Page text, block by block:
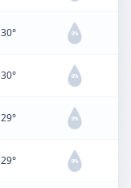
30° 0%
30° 0%
29° 0%
29° 0%